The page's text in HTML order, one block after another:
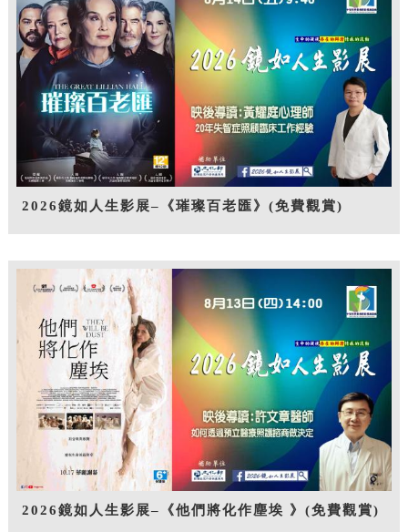
2026鏡如人生影展–《璀璨百老匯》(免費觀賞)
2026鏡如人生影展–《他們將化作塵埃 》(免費觀賞)